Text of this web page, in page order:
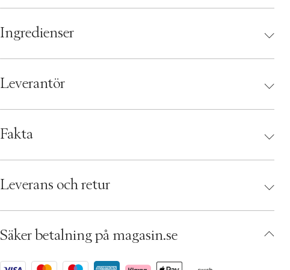
Ingredienser
Leverantör
Fakta
EAN: 816657026382
Leverans och retur
Säker betalning på magasin.se